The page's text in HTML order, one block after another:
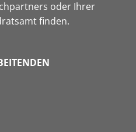
oder Ihrer
finden.